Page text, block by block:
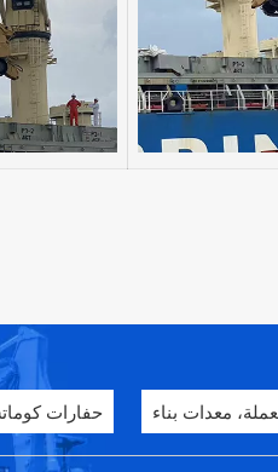
حفارات معدات بناء